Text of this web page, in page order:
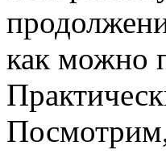
как можно